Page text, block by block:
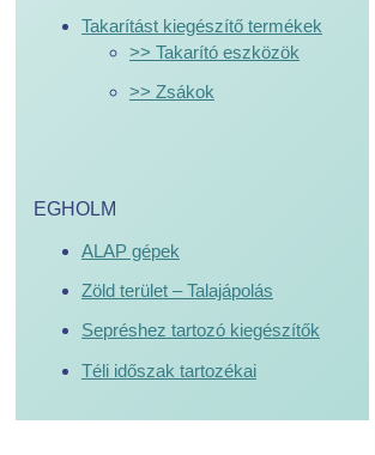
Takarítást kiegészítő termékek
>> Takarító eszközök
>> Zsákok
EGHOLM
ALAP gépek
Zöld terület – Talajápolás
Sepréshez tartozó kiegészítők
Téli időszak tartozékai